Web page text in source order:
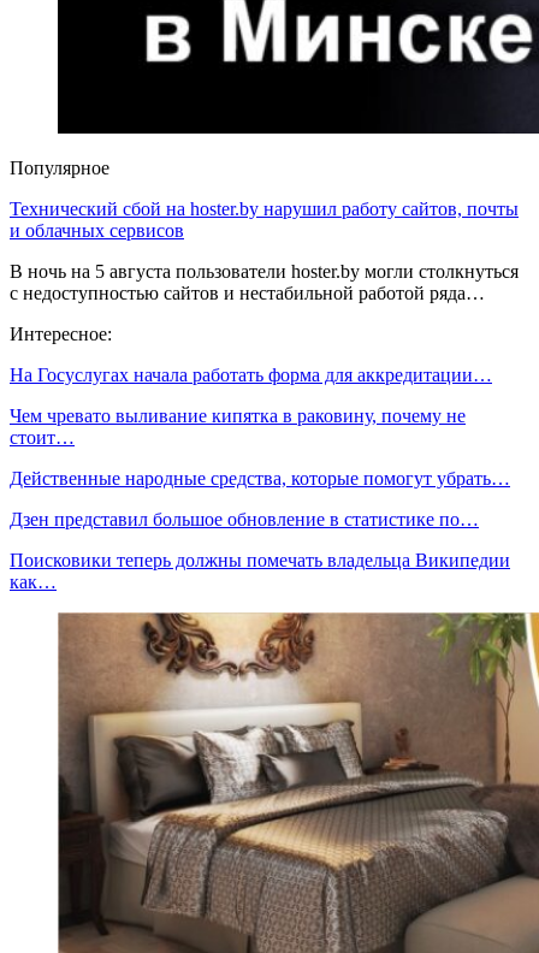
Популярное
Технический сбой на hoster.by нарушил работу сайтов, почты
и облачных сервисов
В ночь на 5 августа пользователи hoster.by могли столкнуться
с недоступностью сайтов и нестабильной работой ряда…
Интересное:
На Госуслугах начала работать форма для аккредитации…
Чем чревато выливание кипятка в раковину, почему не
стоит…
Действенные народные средства, которые помогут убрать…
Дзен представил большое обновление в статистике по…
Поисковики теперь должны помечать владельца Википедии
как…